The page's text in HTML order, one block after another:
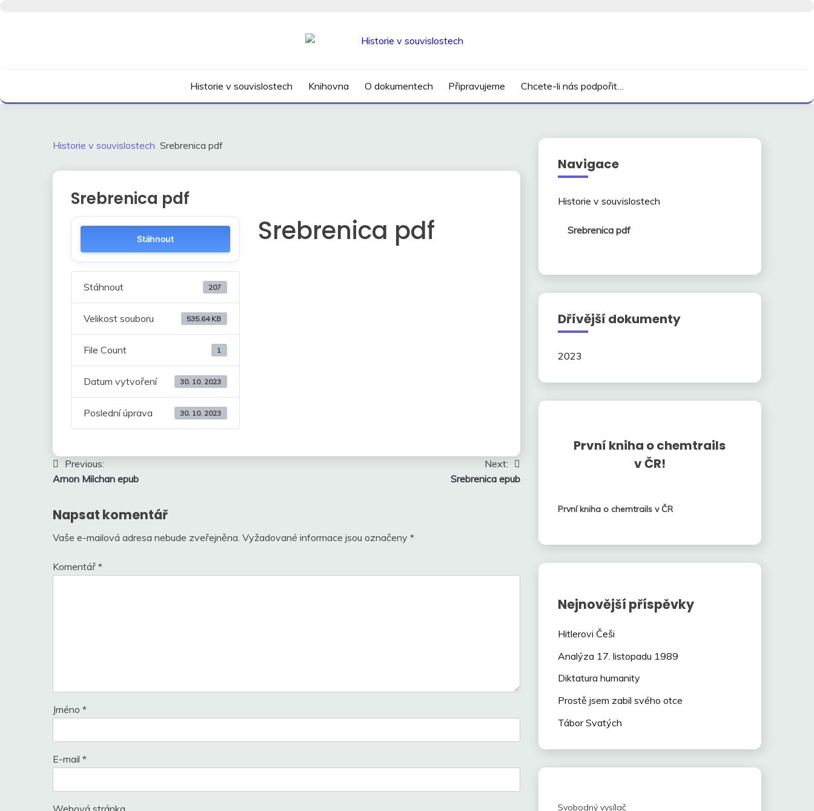
Historie v souvislostech Knihovna O dokumentech Připravujeme Chcete-li nás podpořit…
Historie v souvislostech Srebrenica pdf
Srebrenica pdf
Stáhnout
Stáhnout 207
Velikost souboru 535.64 KB
File Count 1
Datum vytvoření 30. 10. 2023
Poslední úprava 30. 10. 2023
Srebrenica pdf
Navigace
pro
Previous:
Arnon Milchan epub
Next:
Srebrenica epub
Napsat komentář
Vaše e-mailová adresa nebude zveřejněna. Vyžadované informace jsou označeny *
Komentář *
Jméno *
E-mail *
Webová stránka
Navigace
Historie v souvislostech
Srebrenica pdf
Dřívější dokumenty
2023
První kniha o chemtrails
v ČR!
První kniha o chemtrails v ČR
Nejnovější příspěvky
Hitlerovi Češi
Analýza 17. listopadu 1989
Diktatura humanity
Prostě jsem zabil svého otce
Tábor Svatých
Svobodný vysílač